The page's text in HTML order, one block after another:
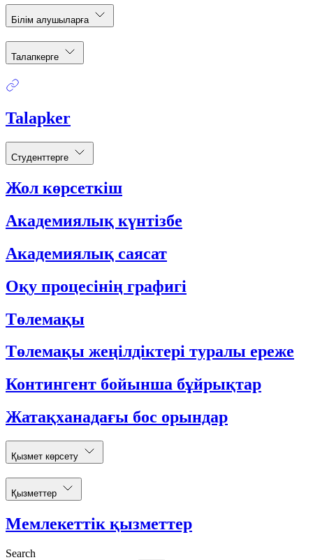
Білім алушыларға
Талапкерге
Talapker
Студенттерге
Жол көрсеткіш
Академиялық күнтізбе
Академиялық саясат
Оқу процесінің графигі
Төлемақы
Төлемақы жеңілдіктері туралы ереже
Контингент бойынша бұйрықтар
Жатақханадағы бос орындар
Қызмет көрсету
Қызметтер
Мемлекеттік қызметтер
Search